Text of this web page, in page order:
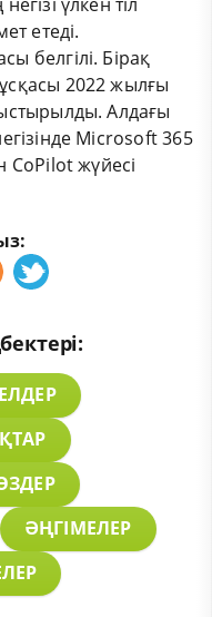
етеді.
белгілі. Бірақ
2022 жылғы
Алдағы
Microsoft 365
CoPilot жүйесі
ӘҢГІМЕЛЕР